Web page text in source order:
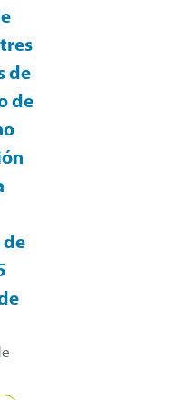
de
de